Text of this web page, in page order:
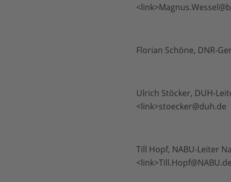
<link>
Florian Schöne, DNR-
Ulrich Stöcker, DUH-
<link>stoecker@duh.de
Till Hopf, NABU-Leiter
<link>Till.Hopf@NABU.de